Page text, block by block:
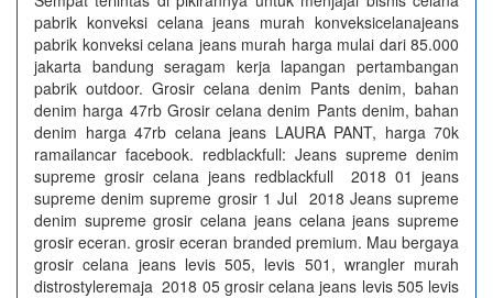
pabrik konveksi celana jeans murah konveksicelanajeans
pabrik konveksi celana jeans murah harga mulai dari 85.000
jakarta bandung seragam kerja lapangan pertambangan
pabrik outdoor. Grosir celana denim Pants denim, bahan
denim harga 47rb Grosir celana denim Pants denim, bahan
denim harga 47rb celana jeans LAURA PANT, harga 70k
ramailancar facebook. redblackfull: Jeans supreme denim
supreme grosir celana jeans redblackfull 2018 01 jeans
supreme denim supreme grosir 1 Jul 2018 Jeans supreme
denim supreme grosir celana jeans celana jeans supreme
grosir eceran. grosir eceran branded premium. Mau bergaya
grosir celana jeans levis 505, levis 501, wrangler murah
distrostyleremaja 2018 05 grosir celana jeans levis 505 levis